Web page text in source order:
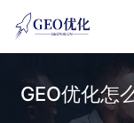
GEO优化怎